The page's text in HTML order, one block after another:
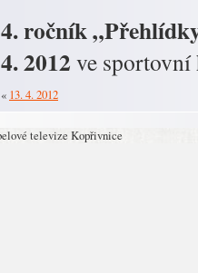
4. ročník
4. 2012 ve sportovní
« 13. 4. 2012
televize Kopřivnice